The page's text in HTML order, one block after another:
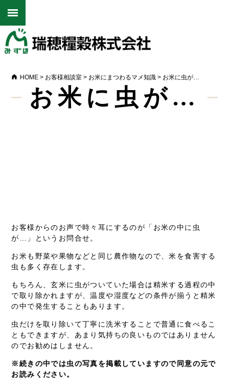
HOME > お客様相談室 > お米にまつわるマメ知識 > お米に虫が…
お米に虫が…
お客様からのお声で時々耳にするのが「お米の中に虫
が…」というお問合せ。
お米も野菜や果物などと同じ農作物なので、米を食害する
虫も多く存在します。
もちろん、玄米に虫がついていた場合は精米する過程の中
で取り除かれますが、温度や湿度などの条件が揃うと精米
の中で発生することもあります。
虫だけを取り除いて丁寧に洗米することで普通に食べるこ
ともできますが、あまり気持ちの良いものではありません
のでお勧めはしません。
※続きの中では虫の写真を掲載していますので同意の元で
お読みください。